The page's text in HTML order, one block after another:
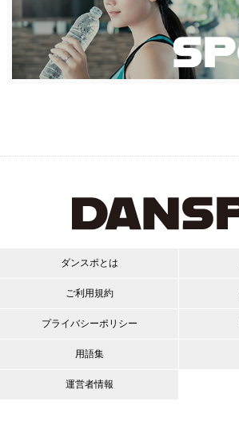
ダンスポとは
ご利用規約
プライバシーポリシー
用語集
運営者情報